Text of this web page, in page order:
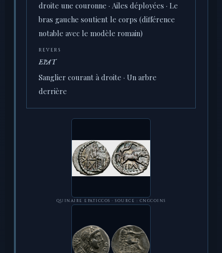
droite une couronne · Ailes déployées · Le
bras gauche soutient le corps (différence
notable avec le modèle romain)
REVERS
EPAT
Sanglier courant à droite · Un arbre
derrière
QUINAIRE EPATICCOS · SOURCE : CNGCOINS